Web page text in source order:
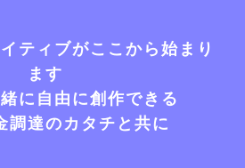
ティブがここから始まり
ます
に自由に創作できる
調達のカタチと共に